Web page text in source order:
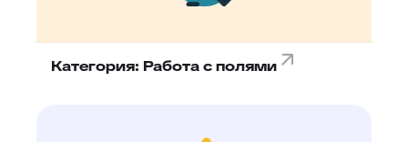
Категория: Работа с полями